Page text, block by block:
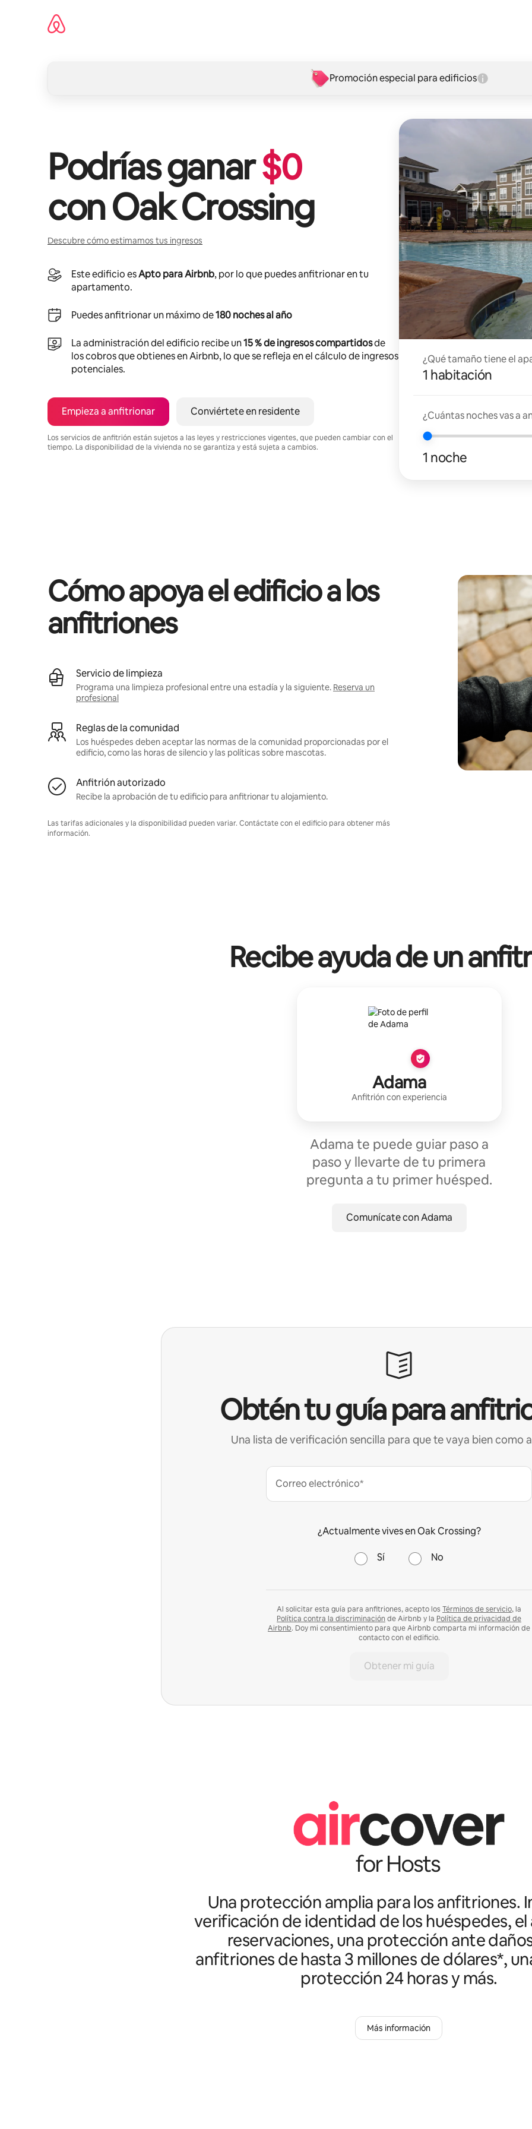
Promoción especial para edificios
Podrías ganar$0
conOak Crossing
Descubre cómo estimamos tus ingresos
Este edificio esApto para Airbnb, por lo que puedes anfitrionar en tu
apartamento.
Puedes anfitrionar un máximo de180 noches al año
La administración del edificio recibe un15 % de ingresos compartidosde
los cobros que obtienes en Airbnb, lo que se refleja en el cálculo de ingresos
potenciales.
Empieza a anfitrionar Conviértete en residente
Los servicios de anfitrión están sujetos a las leyes y restricciones vigentes, que pueden cambiar con el
tiempo. La disponibilidad de la vivienda no se garantiza y está sujeta a cambios.
¿Qué tamaño tiene el
1 habitación
¿Cuántas noches vas a
1 noche
Cómo apoya el edificio a los
anfitriones
Servicio de limpieza
Programa una limpieza profesional entre una estadía y la siguiente. Reserva un
profesional
Reglas de la comunidad
Los huéspedes deben aceptar las normas de la comunidad proporcionadas por el
edificio, como las horas de silencio y las políticas sobre mascotas.
Anfitrión autorizado
Recibe la aprobación de tu edificio para anfitrionar tu alojamiento.
Las tarifas adicionales y la disponibilidad pueden variar. Contáctate con el edificio para obtener más
información.
Recibe ayuda de un
Adama
Anfitrión con experiencia
Adama te puede guiar paso a
paso y llevarte de tu primera
pregunta a tu primer huésped.
Comunícate con Adama
Obtén tu guía para
Una lista de verificación sencilla para que te vaya bien como
Correo electrónico*
¿Actualmente vives en Oak Crossing?
Sí No
Al solicitar esta guía para anfitriones, acepto los Términos de servicio, la
Política contra la discriminación de Airbnb y la Política de privacidad de
Airbnb. Doy mi consentimiento para que Airbnb comparta mi información de
contacto con el edificio.
Obtener mi guía
Una protección amplia para los anfitriones.
verificación de identidad de los huéspedes, el
reservaciones, una protección ante
anfitriones de hasta 3 millones de dólares*,
protección 24 horas y más.
Más información